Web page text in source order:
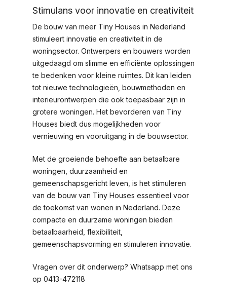
Stimulans voor innovatie en creativiteit
De bouw van meer Tiny Houses in Nederland
stimuleert innovatie en creativiteit in de
woningsector. Ontwerpers en bouwers worden
uitgedaagd om slimme en efficiënte oplossingen
te bedenken voor kleine ruimtes. Dit kan leiden
tot nieuwe technologieën, bouwmethoden en
interieurontwerpen die ook toepasbaar zijn in
grotere woningen. Het bevorderen van Tiny
Houses biedt dus mogelijkheden voor
vernieuwing en vooruitgang in de bouwsector.
Met de groeiende behoefte aan betaalbare
woningen, duurzaamheid en
gemeenschapsgericht leven, is het stimuleren
van de bouw van Tiny Houses essentieel voor
de toekomst van wonen in Nederland. Deze
compacte en duurzame woningen bieden
betaalbaarheid, flexibiliteit,
gemeenschapsvorming en stimuleren innovatie.
Vragen over dit onderwerp? Whatsapp met ons
op 0413-472118